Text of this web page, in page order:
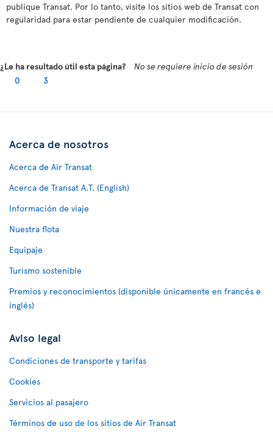
publique Transat. Por lo tanto, visite los sitios web de Transat con
regularidad para estar pendiente de cualquier modificación.
¿Le ha resultado útil esta página?
No se requiere inicio de sesión
0
3
Acerca de nosotros
Acerca de Air Transat
Acerca de Transat A.T. (English)
Información de viaje
Nuestra flota
Equipaje
Turismo sostenible
Premios y reconocimientos (disponible únicamente en francés e
inglés)
Aviso legal
Condiciones de transporte y tarifas
Cookies
Servicios al pasajero
Términos de uso de los sitios de Air Transat